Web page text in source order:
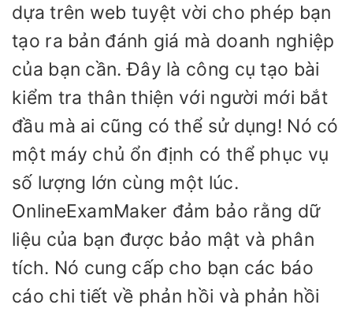
dựa trên web tuyệt vời cho phép bạn
tạo ra bản đánh giá mà doanh nghiệp
của bạn cần. Đây là công cụ tạo bài
kiểm tra thân thiện với người mới bắt
đầu mà ai cũng có thể sử dụng! Nó có
một máy chủ ổn định có thể phục vụ
số lượng lớn cùng một lúc.
OnlineExamMaker đảm bảo rằng dữ
liệu của bạn được bảo mật và phân
tích. Nó cung cấp cho bạn các báo
cáo chi tiết về phản hồi và phản hồi